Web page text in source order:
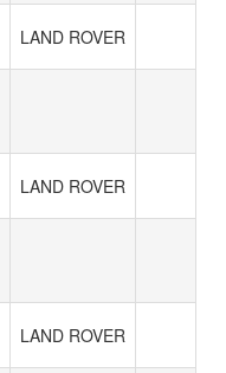
LAND ROVER
LAND ROVER
LAND ROVER